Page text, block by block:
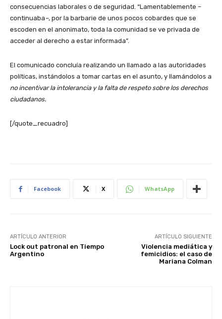
consecuencias laborales o de seguridad. “Lamentablemente –
continuaba –, por la barbarie de unos pocos cobardes que se
escoden en el anonimato, toda la comunidad se ve privada de
acceder al derecho a estar informada”.
El comunicado concluía realizando un llamado a las autoridades
políticas, instándolos a tomar cartas en el asunto, y llamándolos a
no incentivar la intolerancia y la falta de respeto sobre los derechos
ciudadanos.
[/quote_recuadro]
Facebook X WhatsApp
ARTÍCULO ANTERIOR
Lock out patronal en Tiempo
Argentino
ARTÍCULO SIGUIENTE
Violencia mediática y
femicidios: el caso de
Mariana Colman